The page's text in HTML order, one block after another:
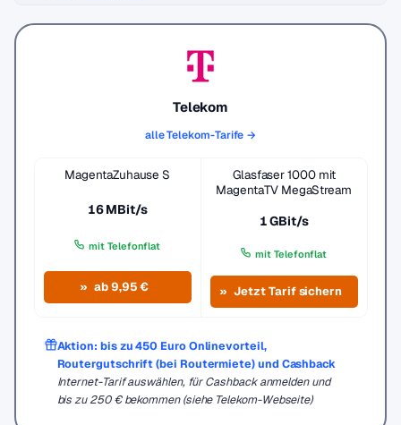
Telekom
alle Telekom-Tarife →
MagentaZuhause S
16 MBit/s
mit Telefonflat
ab 9,95 €
Glasfaser 1000 mit
MagentaTV MegaStream
1 GBit/s
mit Telefonflat
Jetzt Tarif sichern
Aktion: bis zu 450 Euro Onlinevorteil,
Routergutschrift (bei Routermiete) und Cashback
Internet-Tarif auswählen, für Cashback anmelden und
bis zu 250 € bekommen (siehe Telekom-Webseite)